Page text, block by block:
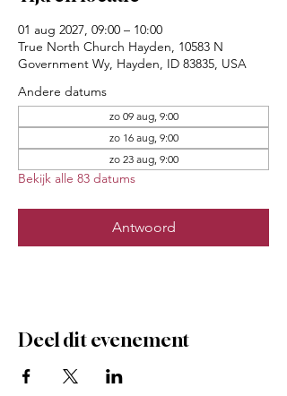
01 aug 2027, 09:00 – 10:00
True North Church Hayden, 10583 N
Government Wy, Hayden, ID 83835, USA
Andere datums
zo 09 aug, 9:00
zo 16 aug, 9:00
zo 23 aug, 9:00
Bekijk alle 83 datums
Antwoord
Deel dit evenement